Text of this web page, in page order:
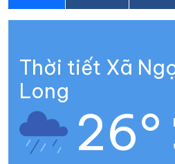
Thời tiết Xã
Long
26°